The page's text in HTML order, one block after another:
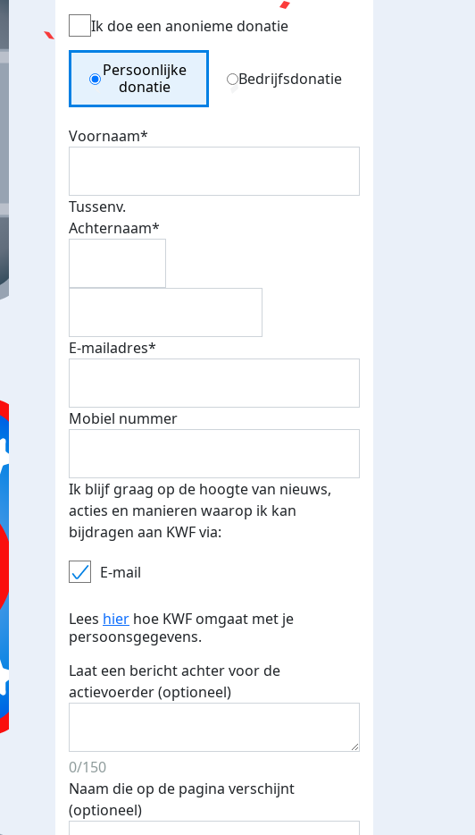
Streefbedrag verhoogd
Ik doe een anonieme donatie
Donation Type
Persoonlijke
donatie
Bedrijfsdonatie
Voornaam*
Tussenv.
Achternaam*
E-mailadres*
Mobiel nummer
Ik blijf graag op de hoogte van nieuws,
acties en manieren waarop ik kan
bijdragen aan KWF via:
E-mail
Lees hier hoe KWF omgaat met je
persoonsgegevens.
Laat een bericht achter voor de
actievoerder (optioneel)
0/150
Naam die op de pagina verschijnt
(optioneel)